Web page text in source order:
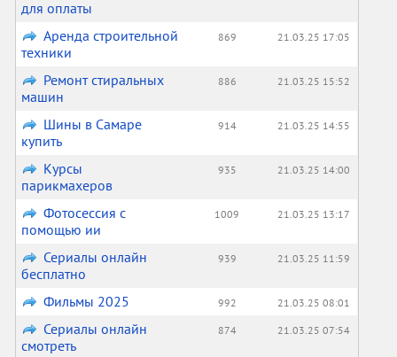
для оплаты
Аренда строительной
техники
869 21.03.25 17:05
Ремонт стиральных
машин
886 21.03.25 15:52
Шины в Самаре
купить
914 21.03.25 14:55
Курсы
парикмахеров
935 21.03.25 14:00
Фотосессия с
помощью ии
1009 21.03.25 13:17
Сериалы онлайн
бесплатно
939 21.03.25 11:59
Фильмы 2025 992 21.03.25 08:01
Сериалы онлайн
смотреть
874 21.03.25 07:54